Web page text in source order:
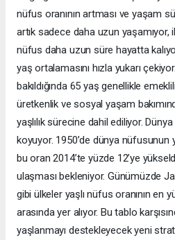
nüfus oranının artması ve yaşam
artık sadece daha uzun
nüfus daha uzun süre hayatta
yaş ortalamasını hızla yukarı
bakıldığında 65 yaş genellikle
üretkenlik ve sosyal yaşam
yaşlılık sürecine dahil ediliyor.
koyuyor. 1950’de dünya nüfusunun
bu oran 2014’te yüzde 12’ye
ulaşması bekleniyor. Günümüzde
gibi ülkeler yaşlı nüfus oranının en
arasında yer alıyor. Bu tablo
yaşlanmayı destekleyecek yeni